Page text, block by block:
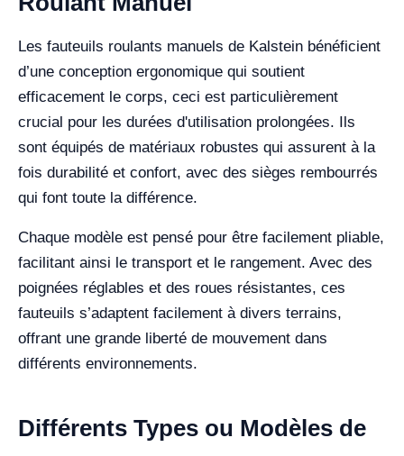
Les fauteuils roulants manuels de Kalstein bénéficient
d’une conception ergonomique qui soutient
efficacement le corps, ceci est particulièrement
crucial pour les durées d'utilisation prolongées. Ils
sont équipés de matériaux robustes qui assurent à la
fois durabilité et confort, avec des sièges rembourrés
qui font toute la différence.
Chaque modèle est pensé pour être facilement pliable,
facilitant ainsi le transport et le rangement. Avec des
poignées réglables et des roues résistantes, ces
fauteuils s’adaptent facilement à divers terrains,
offrant une grande liberté de mouvement dans
différents environnements.
Différents Types ou Modèles de